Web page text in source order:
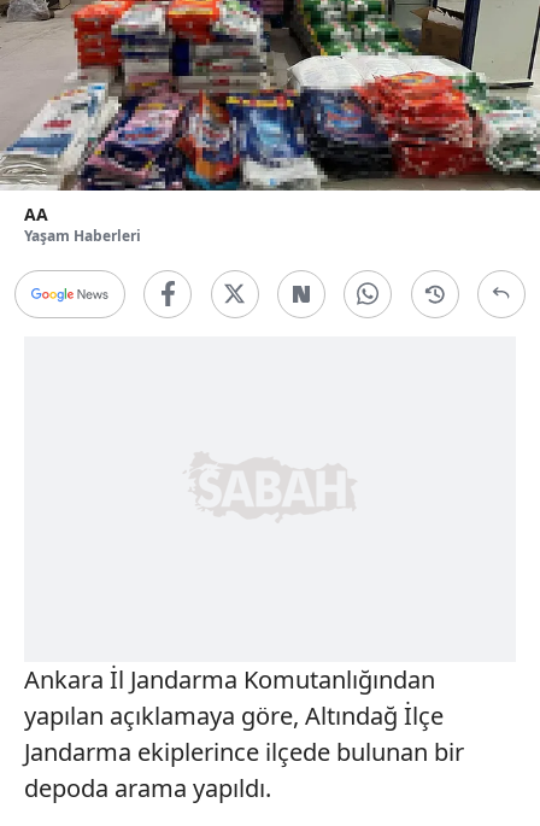
AA
Yaşam Haberleri
Ankara İl Jandarma Komutanlığından
yapılan açıklamaya göre, Altındağ İlçe
Jandarma ekiplerince ilçede bulunan bir
depoda arama yapıldı.